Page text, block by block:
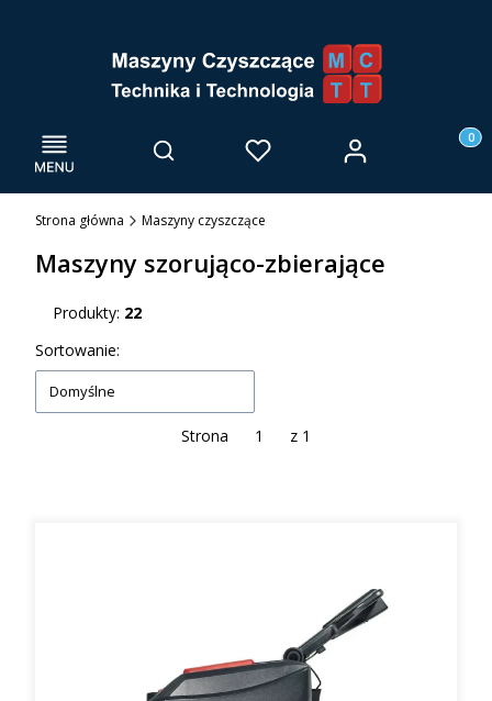
Menu Otwórz wyszukiwarkę
Szukaj Ulubione Zaloguj się
Strona główna Maszyny czyszczące
Maszyny szorująco-zbierające
Produkty: 22
Lista produktów
Sortowanie:
Domyślne
Strona z 1